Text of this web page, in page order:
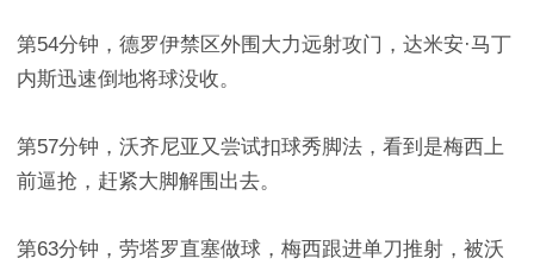
第54分钟，德罗伊禁区外围大力远射攻门，达米安·马丁
内斯迅速倒地将球没收。
第57分钟，沃齐尼亚又尝试扣球秀脚法，看到是梅西上
前逼抢，赶紧大脚解围出去。
第63分钟，劳塔罗直塞做球，梅西跟进单刀推射，被沃